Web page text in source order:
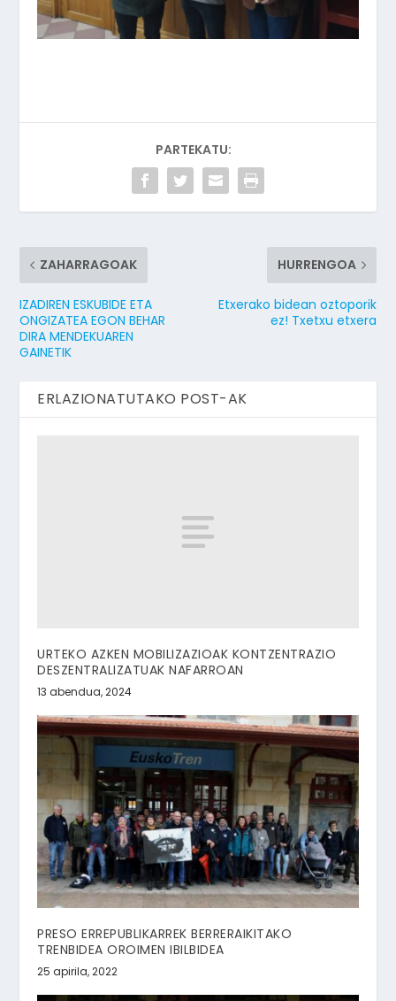
PARTEKATU:
ZAHARRAGOAK
IZADIREN ESKUBIDE ETA
ONGIZATEA EGON BEHAR
DIRA MENDEKUAREN
GAINETIK
HURRENGOA
Etxerako bidean oztoporik
ez! Txetxu etxera
ERLAZIONATUTAKO POST-AK
URTEKO AZKEN MOBILIZAZIOAK KONTZENTRAZIO
DESZENTRALIZATUAK NAFARROAN
13 abendua, 2024
PRESO ERREPUBLIKARREK BERRERAIKITAKO
TRENBIDEA OROIMEN IBILBIDEA
25 apirila, 2022